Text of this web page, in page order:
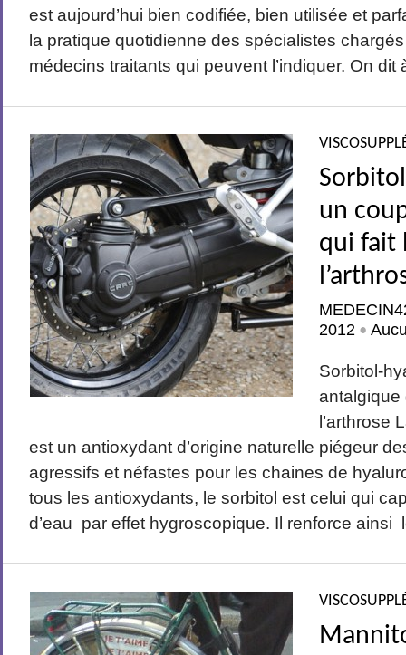
est aujourd’hui bien codifiée, bien utilisée et
la pratique quotidienne des spécialistes
médecins traitants qui peuvent l’indiquer. On dit
un
qui fait
2012 •
Sorbitol-
antalgique
l’arthrose
est un antioxydant d’origine naturelle piégeur
agressifs et néfastes pour les chaines de
tous les antioxydants, le sorbitol est celui qui
d’eau par effet hygroscopique. Il renforce ainsi